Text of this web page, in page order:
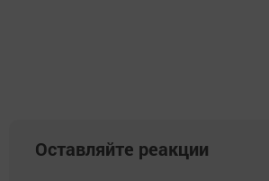
Оставляйте реакции